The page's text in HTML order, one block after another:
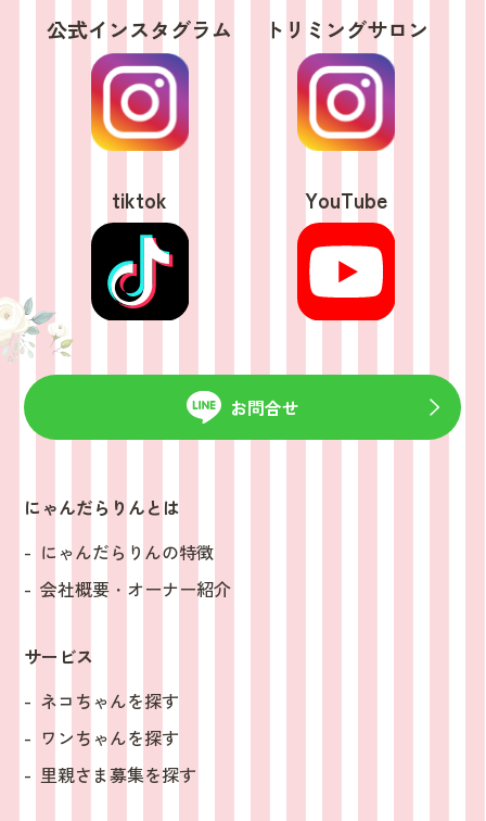
公式インスタグラム トリミングサロン
tiktok YouTube
お問合せ
にゃんだらりんとは
にゃんだらりんの特徴
会社概要・オーナー紹介
サービス
ネコちゃんを探す
ワンちゃんを探す
里親さま募集を探す